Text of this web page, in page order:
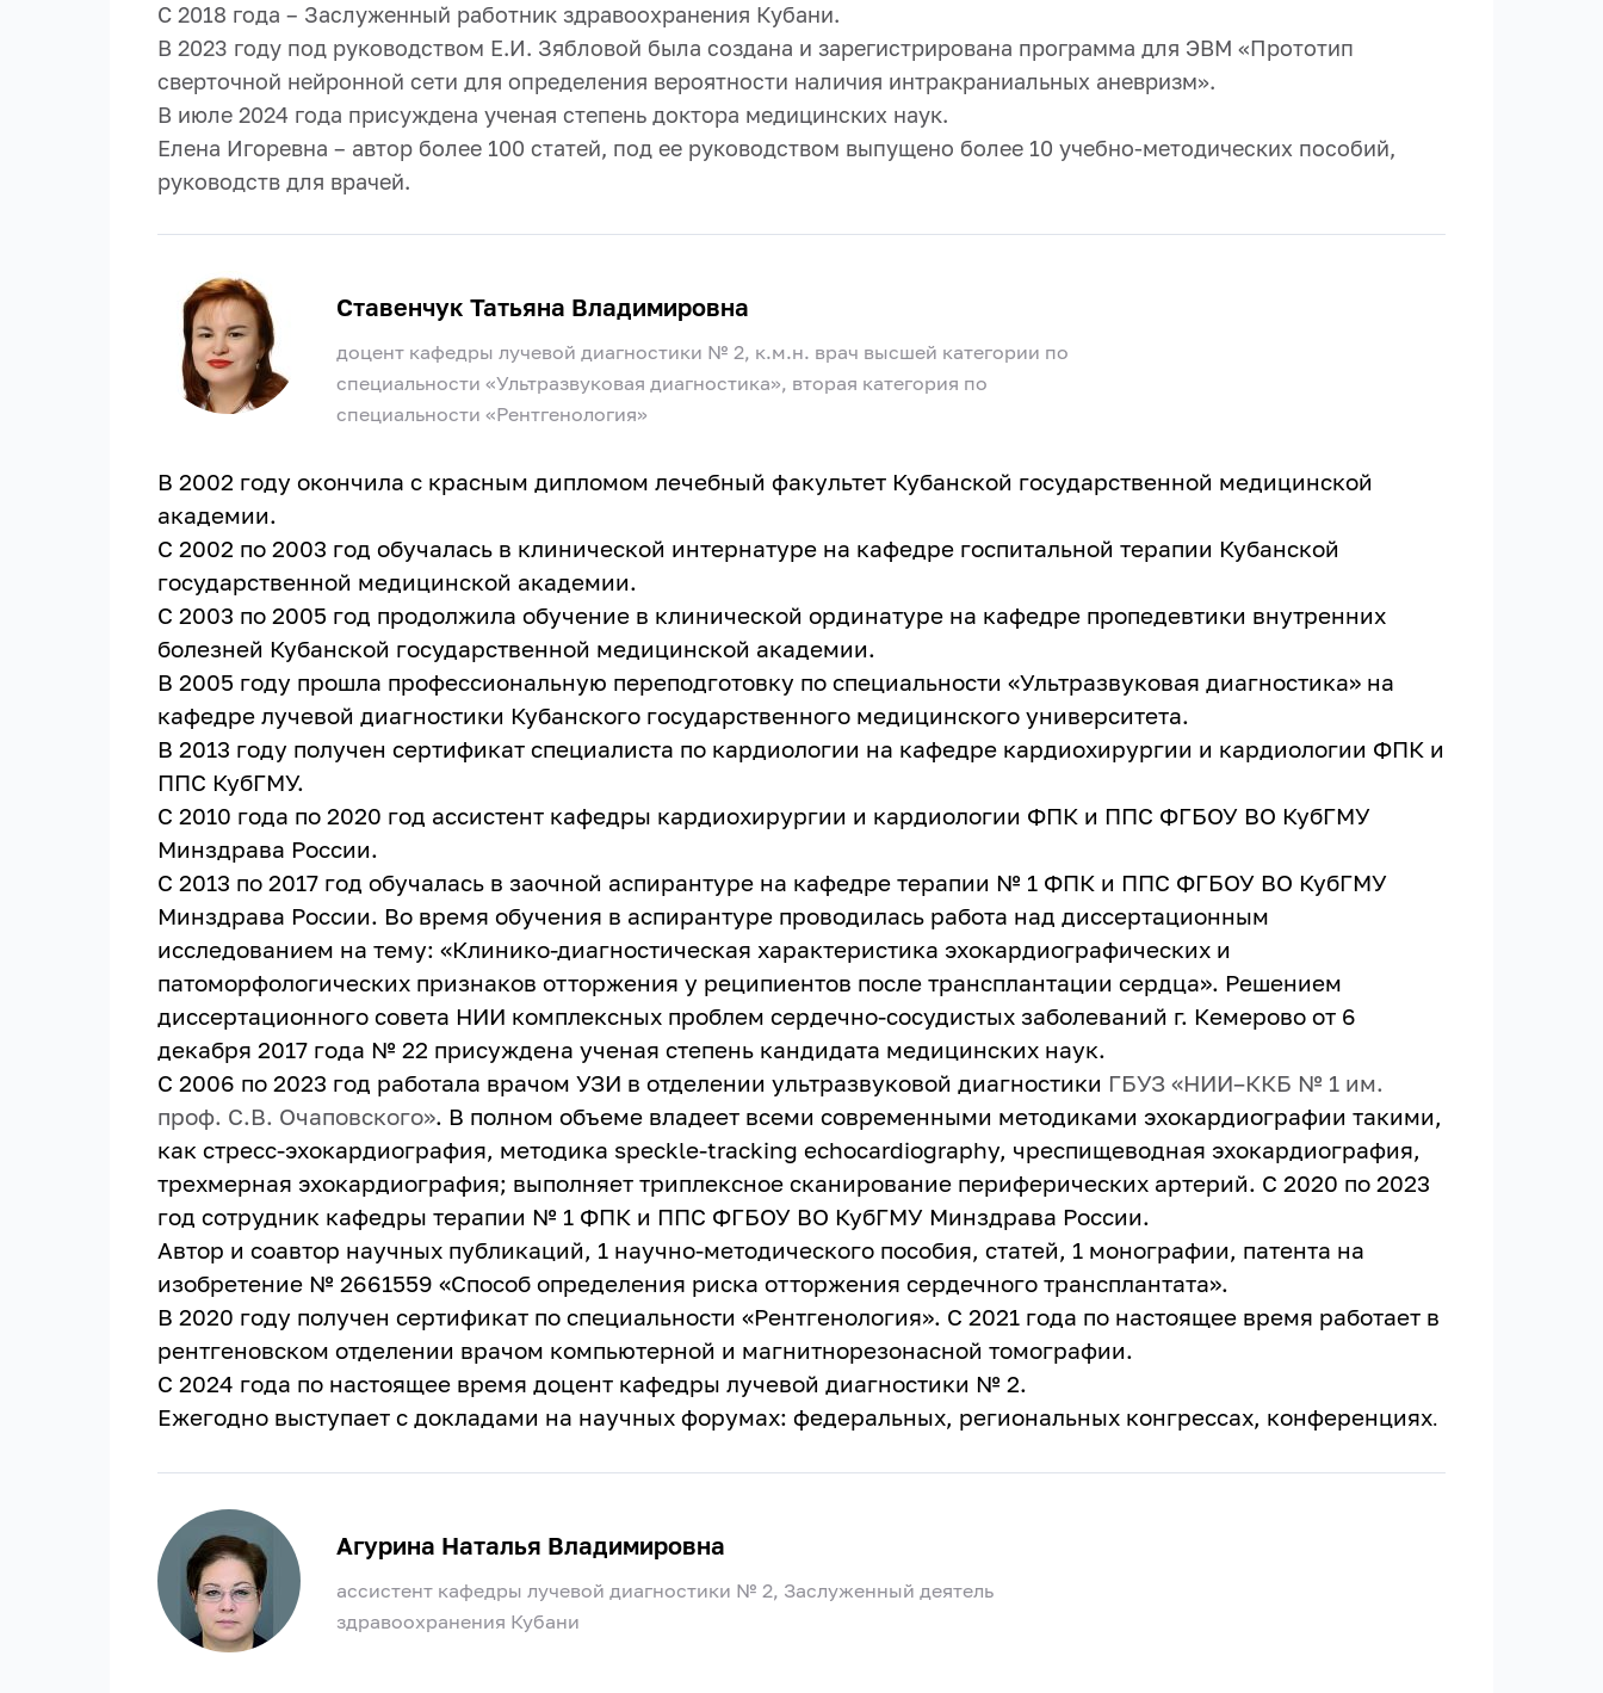
С 2018 года – Заслуженный работник здравоохранения Кубани.
В 2023 году под руководством Е.И. Зябловой была создана и зарегистрирована программа для ЭВМ «Прототип
сверточной нейронной сети для определения вероятности наличия интракраниальных аневризм».
В июле 2024 года присуждена ученая степень доктора медицинских наук.
Елена Игоревна – автор более 100 статей, под ее руководством выпущено более 10 учебно-методических пособий,
руководств для врачей.
Ставенчук Татьяна Владимировна
доцент кафедры лучевой диагностики № 2, к.м.н. врач высшей категории по
специальности «Ультразвуковая диагностика», вторая категория по
специальности «Рентгенология»
В 2002 году окончила с красным дипломом лечебный факультет Кубанской государственной медицинской
академии.
С 2002 по 2003 год обучалась в клинической интернатуре на кафедре госпитальной терапии Кубанской
государственной медицинской академии.
С 2003 по 2005 год продолжила обучение в клинической ординатуре на кафедре пропедевтики внутренних
болезней Кубанской государственной медицинской академии.
В 2005 году прошла профессиональную переподготовку по специальности «Ультразвуковая диагностика» на
кафедре лучевой диагностики Кубанского государственного медицинского университета.
В 2013 году получен сертификат специалиста по кардиологии на кафедре кардиохирургии и кардиологии ФПК и
ППС КубГМУ.
С 2010 года по 2020 год ассистент кафедры кардиохирургии и кардиологии ФПК и ППС ФГБОУ ВО КубГМУ
Минздрава России.
С 2013 по 2017 год обучалась в заочной аспирантуре на кафедре терапии № 1 ФПК и ППС ФГБОУ ВО КубГМУ
Минздрава России. Во время обучения в аспирантуре проводилась работа над диссертационным
исследованием на тему: «Клинико-диагностическая характеристика эхокардиографических и
патоморфологических признаков отторжения у реципиентов после трансплантации сердца». Решением
диссертационного совета НИИ комплексных проблем сердечно-сосудистых заболеваний г. Кемерово от 6
декабря 2017 года № 22 присуждена ученая степень кандидата медицинских наук.
С 2006 по 2023 год работала врачом УЗИ в отделении ультразвуковой диагностики ГБУЗ «НИИ–ККБ № 1 им.
проф. С.В. Очаповского». В полном объеме владеет всеми современными методиками эхокардиографии такими,
как стресс-эхокардиография, методика speckle-tracking echocardiography, чреспищеводная эхокардиография,
трехмерная эхокардиография; выполняет триплексное сканирование периферических артерий. С 2020 по 2023
год сотрудник кафедры терапии № 1 ФПК и ППС ФГБОУ ВО КубГМУ Минздрава России.
Автор и соавтор научных публикаций, 1 научно-методического пособия, статей, 1 монографии, патента на
изобретение № 2661559 «Способ определения риска отторжения сердечного трансплантата».
В 2020 году получен сертификат по специальности «Рентгенология». С 2021 года по настоящее время работает в
рентгеновском отделении врачом компьютерной и магнитнорезонасной томографии.
С 2024 года по настоящее время доцент кафедры лучевой диагностики № 2.
Ежегодно выступает с докладами на научных форумах: федеральных, региональных конгрессах, конференциях.
Агурина Наталья Владимировна
ассистент кафедры лучевой диагностики № 2, Заслуженный деятель
здравоохранения Кубани